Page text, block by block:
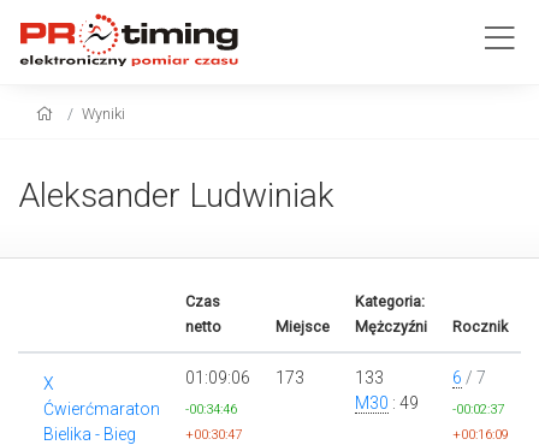
Wyniki
Aleksander Ludwiniak
Czas
netto
Miejsce
Kategoria:
Mężczyźni
Rocznik
X
Ćwierćmaraton
Bielika - Bieg
01:09:06
-00:34:46
+00:30:47
173
133
M30 : 49
6 / 7
-00:02:37
+00:16:09